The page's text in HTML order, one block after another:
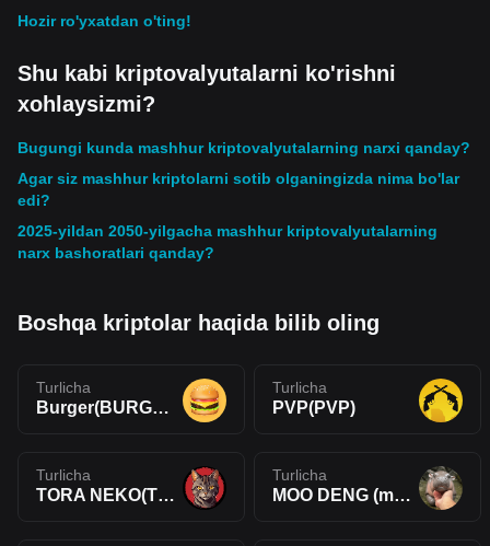
Hozir ro'yxatdan o'ting!
Shu kabi kriptovalyutalarni ko'rishni
xohlaysizmi?
Bugungi kunda mashhur kriptovalyutalarning narxi qanday?
Agar siz mashhur kriptolarni sotib olganingizda nima bo'lar
edi?
2025-yildan 2050-yilgacha mashhur kriptovalyutalarning
narx bashoratlari qanday?
Boshqa kriptolar haqida bilib oling
Turlicha
Burger(BURGER)
Turlicha
PVP(PVP)
Turlicha
TORA NEKO(TORA)
Turlicha
MOO DENG (moodengmoon)(MOODENG)